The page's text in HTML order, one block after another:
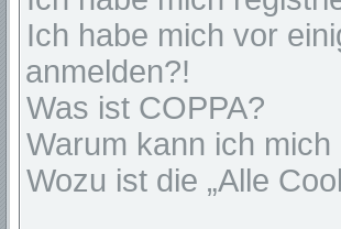
Ich habe mich vor
anmelden?!
Was ist COPPA?
Warum kann ich
Wozu ist die „Alle